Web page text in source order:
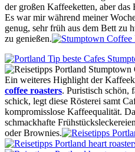
der großen Kaffeeketten, aber das
Es war mir während meiner
genug, sehr früh aus dem Bett zu
zu genießen.
Ein weiteres Highlight der
coffee roasters. Puristisch schön,
schick, legt diese Rösterei samt
kompromisslose Kaffeequalität.
schmackhafte
oder Brownies.